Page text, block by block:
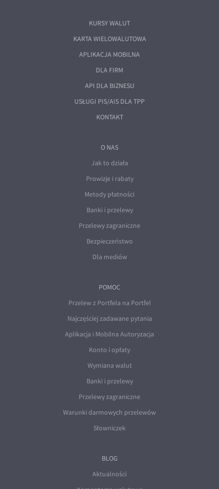
KURSY WALUT
KARTA WIELOWALUTOWA
APLIKACJA MOBILNA
DLA FIRM
API DLA BIZNESU
USŁUGI PIS/AIS DLA TPP
KONTAKT
O NAS
Jak to działa
Prowizje i rabaty
Metody płatności
Banki i przelewy
Przelewy zagraniczne
Bezpieczeństwo
Dla mediów
POMOC
Przelew z Portfela na Portfel
Najczęściej zadawane pytania
Aplikacja i Mobilna Autoryzacja
Konto i opłaty
Wymiana walut
Banki i przelewy
Przelewy zagraniczne
Warunki darmowych przelewów
Słowniczek
BLOG
Aktualności